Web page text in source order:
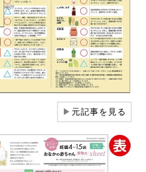
▶元記事を見る